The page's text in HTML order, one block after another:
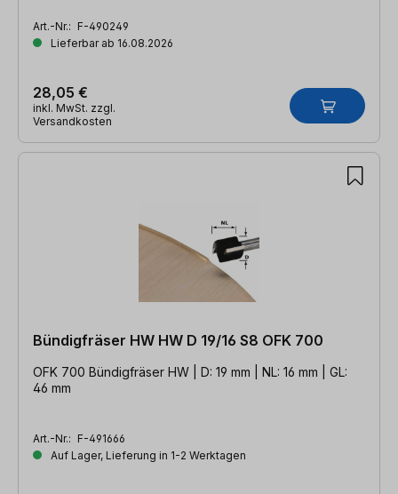
Art.-Nr.: F-490249
Lieferbar ab 16.08.2026
28,05 €
inkl. MwSt. zzgl.
Versandkosten
Bündigfräser HW HW D 19/16 S8 OFK 700
OFK 700 Bündigfräser HW | D: 19 mm | NL: 16 mm | GL:
46 mm
Art.-Nr.: F-491666
Auf Lager, Lieferung in 1-2 Werktagen